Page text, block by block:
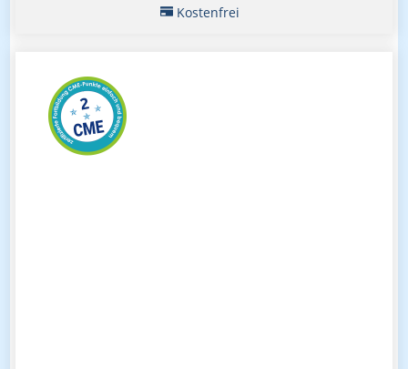
Kostenfrei